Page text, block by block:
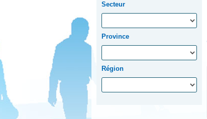
Secteur
Province
Région